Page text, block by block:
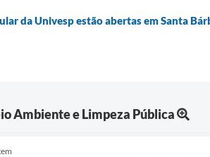
da Univesp estão abertas em Santa
Ambiente e Limpeza Pública